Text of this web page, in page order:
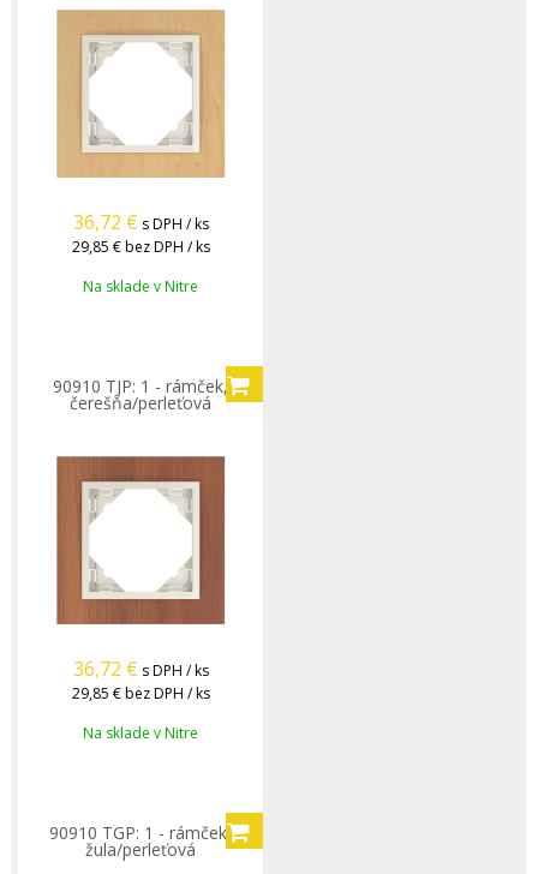
36,72 € s DPH / ks
29,85 € bez DPH / ks
Na sklade v Nitre
90910 TJP: 1 - rámček,
čerešňa/perleťová
36,72 € s DPH / ks
29,85 € bez DPH / ks
Na sklade v Nitre
90910 TGP: 1 - rámček,
žula/perleťová